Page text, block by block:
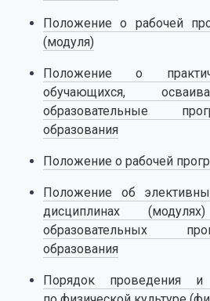
Положение о рабочей
(модуля)
Положение о
обучающихся,
образовательные
образования
Положение о рабочей
Положение об
дисциплинах
образовательных
образования
Порядок проведения и